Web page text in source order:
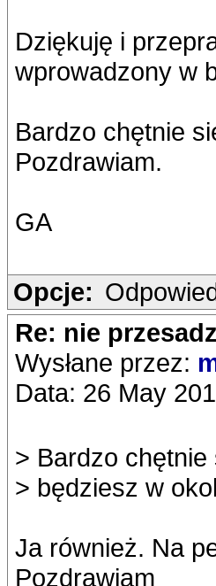
Dziękuję i
wprowadzony w
Bardzo chętnie
Pozdrawiam.
GA
Opcje:
Re: nie
Wysłane przez:
Data: 26 May
> Bardzo
> będziesz w
Ja również. Na
Pozdrawiam